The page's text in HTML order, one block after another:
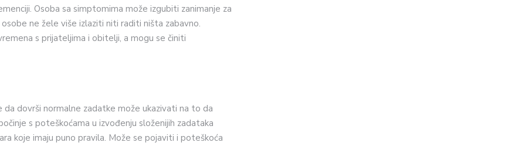
Osoba sa simptomima može izgubiti zanimanje za
ne žele više izlaziti niti raditi ništa zabavno.
s prijateljima i obitelji, a mogu se činiti
dovrši normalne zadatke može ukazivati ​​na to da
s poteškoćama u izvođenju složenijih zadataka
koje imaju puno pravila. Može se pojaviti i poteškoća